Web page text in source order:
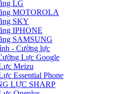
LG
MOTOROLA
SKY
IPHONE
SAMSUNG
- Cường lực
Lực Google
Meizu
Essential Phone
LỰC SHARP